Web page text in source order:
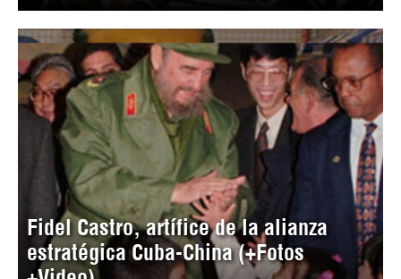
Fidel Castro, artífice de la alianza
estratégica Cuba-China (+Fotos